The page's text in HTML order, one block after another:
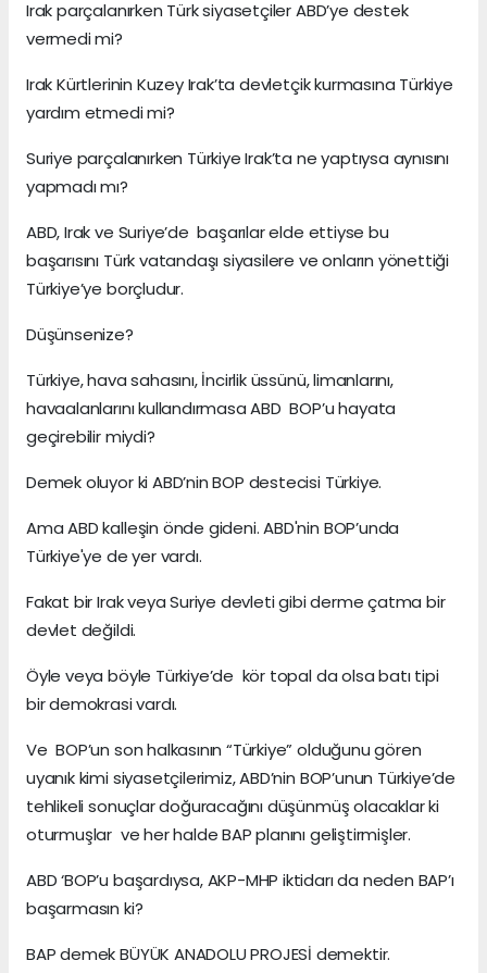
Irak parçalanırken Türk siyasetçiler ABD’ye destek
vermedi mi?
Irak Kürtlerinin Kuzey Irak’ta devletçik kurmasına Türkiye
yardım etmedi mi?
Suriye parçalanırken Türkiye Irak’ta ne yaptıysa aynısını
yapmadı mı?
ABD, Irak ve Suriye’de başarılar elde ettiyse bu
başarısını Türk vatandaşı siyasilere ve onların yönettiği
Türkiye’ye borçludur.
Düşünsenize?
Türkiye, hava sahasını, İncirlik üssünü, limanlarını,
havaalanlarını kullandırmasa ABD BOP’u hayata
geçirebilir miydi?
Demek oluyor ki ABD’nin BOP destecisi Türkiye.
Ama ABD kalleşin önde gideni. ABD'nin BOP’unda
Türkiye'ye de yer vardı.
Fakat bir Irak veya Suriye devleti gibi derme çatma bir
devlet değildi.
Öyle veya böyle Türkiye’de kör topal da olsa batı tipi
bir demokrasi vardı.
Ve BOP’un son halkasının “Türkiye” olduğunu gören
uyanık kimi siyasetçilerimiz, ABD’nin BOP’unun Türkiye’de
tehlikeli sonuçlar doğuracağını düşünmüş olacaklar ki
oturmuşlar ve her halde BAP planını geliştirmişler.
ABD ‘BOP’u başardıysa, AKP-MHP iktidarı da neden BAP’ı
başarmasın ki?
BAP demek BÜYÜK ANADOLU PROJESİ demektir.